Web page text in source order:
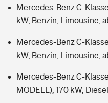
Mercedes-Benz C-
kW, Benzin, Limousine,
Mercedes-Benz C-
kW, Benzin, Limousine,
Mercedes-Benz C-
MODELL), 170 kW,